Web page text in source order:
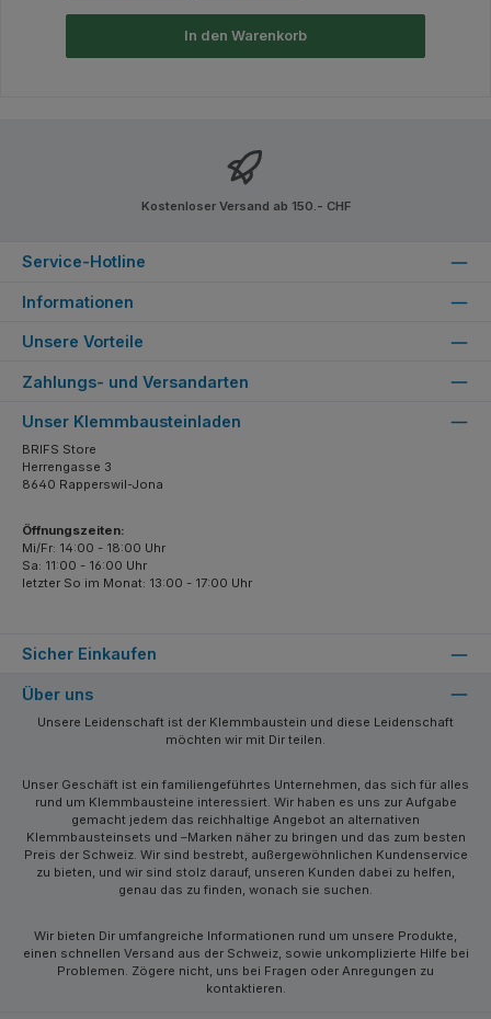
In den Warenkorb
Kostenloser Versand ab 150.- CHF
Service-Hotline
Informationen
Unsere Vorteile
Zahlungs- und Versandarten
Sicher Einkaufen
Unser Klemmbausteinladen
BRIFS Store
Herrengasse 3
8640 Rapperswil-Jona
Öffnungszeiten:
Mi/Fr: 14:00 - 18:00 Uhr
Sa: 11:00 - 16:00 Uhr
letzter So im Monat: 13:00 - 17:00 Uhr
Über uns
Unsere Leidenschaft ist der Klemmbaustein und diese Leidenschaft
möchten wir mit Dir teilen.
Unser Geschäft ist ein familiengeführtes Unternehmen, das sich für alles
rund um Klemmbausteine interessiert. Wir haben es uns zur Aufgabe
gemacht jedem das reichhaltige Angebot an alternativen
Klemmbausteinsets und –Marken näher zu bringen und das zum besten
Preis der Schweiz. Wir sind bestrebt, außergewöhnlichen Kundenservice
zu bieten, und wir sind stolz darauf, unseren Kunden dabei zu helfen,
genau das zu finden, wonach sie suchen.
Wir bieten Dir umfangreiche Informationen rund um unsere Produkte,
einen schnellen Versand aus der Schweiz, sowie unkomplizierte Hilfe bei
Problemen. Zögere nicht, uns bei Fragen oder Anregungen zu
kontaktieren.